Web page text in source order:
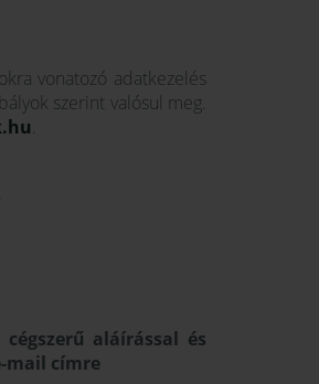
vonatozó adatkezelés
szerint valósul meg.
.
aláírással és
mail címre